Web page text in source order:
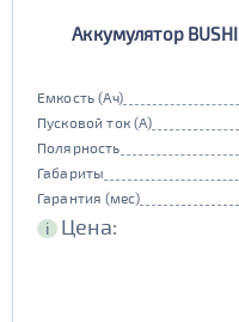
Аккумулятор
Емкость (Ач)
Пусковой ток (А)
Полярность
Габариты
Гарантия (мес)
i Цена: